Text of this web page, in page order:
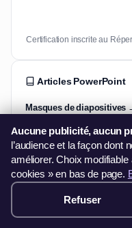
Certification inscrite au
Articles PowerPoint
Masques de diapositives
Certification ICDL
Validez vos compétences, éligible
Guide Pack Office
249€ ·
Aucune publicité, aucun
l’audience et la façon dont
améliorer. Choix
cookies » en bas de page.
Refuser